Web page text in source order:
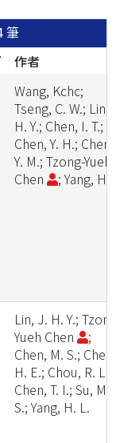
筆
作者
Wang, Kchc;
Tseng, C. W.; Lin,
H. Y.; Chen, I. T.;
Chen, Y. H.; Chen,
Y. M.; Tzong-Yueh
Chen
; Yang, H.
Lin, J. H. Y.;
Yueh Chen
;
Chen, M. S.; Chen,
H. E.; Chou, R. L.;
Chen, T. I.; Su, M.
S.; Yang, H. L.